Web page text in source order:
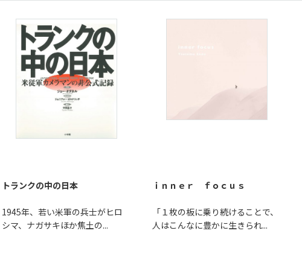
トランクの中の日本
1945年、若い米軍の兵士がヒロ
シマ、ナガサキほか焦土の...
ｉｎｎｅｒ ｆｏｃｕｓ
「１枚の板に乗り続けることで、
人はこんなに豊かに生きられ...